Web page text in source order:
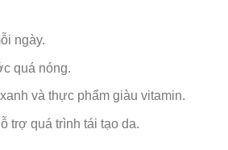
ngày.
quá nóng.
và thực phẩm giàu vitamin.
trợ quá trình tái tạo da.